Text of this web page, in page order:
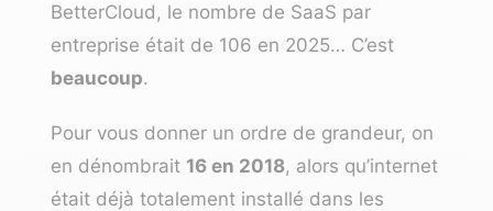
BetterCloud , le nombre de SaaS par
entreprise était de 106 en 2025… C’est
beaucoup.
Pour vous donner un ordre de grandeur, on
en dénombrait 16 en 2018, alors qu’internet
était déjà totalement installé dans les